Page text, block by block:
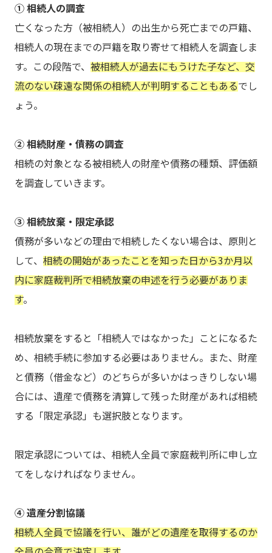
① 相続人の調査
亡くなった方（被相続人）の出生から死亡までの戸籍、
相続人の現在までの戸籍を取り寄せて相続人を調査しま
す。この段階で、 被相続人が過去にもうけた子など、交
流のない疎遠な関係の相続人が判明することもあるでし
ょう。
② 相続財産・債務の調査
相続の対象となる被相続人の財産や債務の種類、評価額
を調査していきます。
③ 相続放棄・限定承認
債務が多いなどの理由で相続したくない場合は、原則と
して、 相続の開始があったことを知った日から3か月以
内に家庭裁判所で相続放棄の申述を行う必要がありま
す。
相続放棄をすると「相続人ではなかった」ことになるた
め、相続手続に参加する必要はありません。また、財産
と債務（借金など）のどちらが多いかはっきりしない場
合には、遺産で債務を清算して残った財産があれば相続
する「限定承認」も選択肢となります。
限定承認については、相続人全員で家庭裁判所に申し立
てをしなければなりません。
④ 遺産分割協議
相続人全員で協議を行い、誰がどの遺産を取得するのか